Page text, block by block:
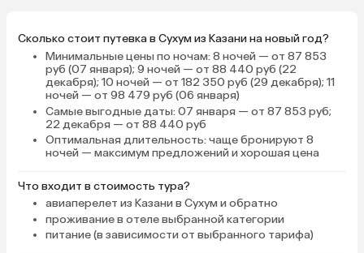
Сколько стоит путевка в Сухум из Казани на новый год?
Минимальные цены по ночам: 8 ночей — от 87 853
руб (07 января); 9 ночей — от 88 440 руб (22
декабря); 10 ночей — от 182 350 руб (29 декабря); 11
ночей — от 98 479 руб (06 января)
Самые выгодные даты: 07 января — от 87 853 руб;
22 декабря — от 88 440 руб
Оптимальная длительность: чаще бронируют 8
ночей — максимум предложений и хорошая цена
Что входит в стоимость тура?
авиаперелет из Казани в Сухум и обратно
проживание в отеле выбранной категории
питание (в зависимости от выбранного тарифа)